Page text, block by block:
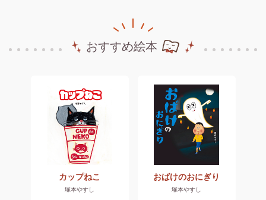
おすすめ絵本
カップねこ
塚本やすし
おばけのおにぎり
塚本やすし